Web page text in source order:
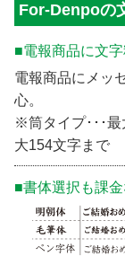
For-Denpoの
■電報商品に文
電報商品にメッ
心。
※筒タイプ･･･
大154文字まで
■書体選択も課金